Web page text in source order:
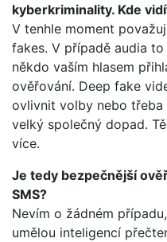
kyberkriminality. Kde
V tenhle moment
fakes. V případě audia
někdo vaším hlasem
ověřování. Deep fake
ovlivnit volby nebo třeba
velký společný dopad.
více.
Je tedy bezpečnější
SMS?
Nevím o žádném
umělou inteligencí